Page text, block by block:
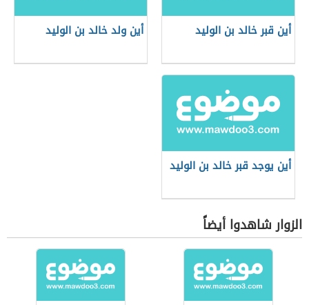
أين قبر خالد بن الوليد أين ولد خالد بن الوليد
أين يوجد قبر خالد بن الوليد
الزوار شاهدوا أيضاً